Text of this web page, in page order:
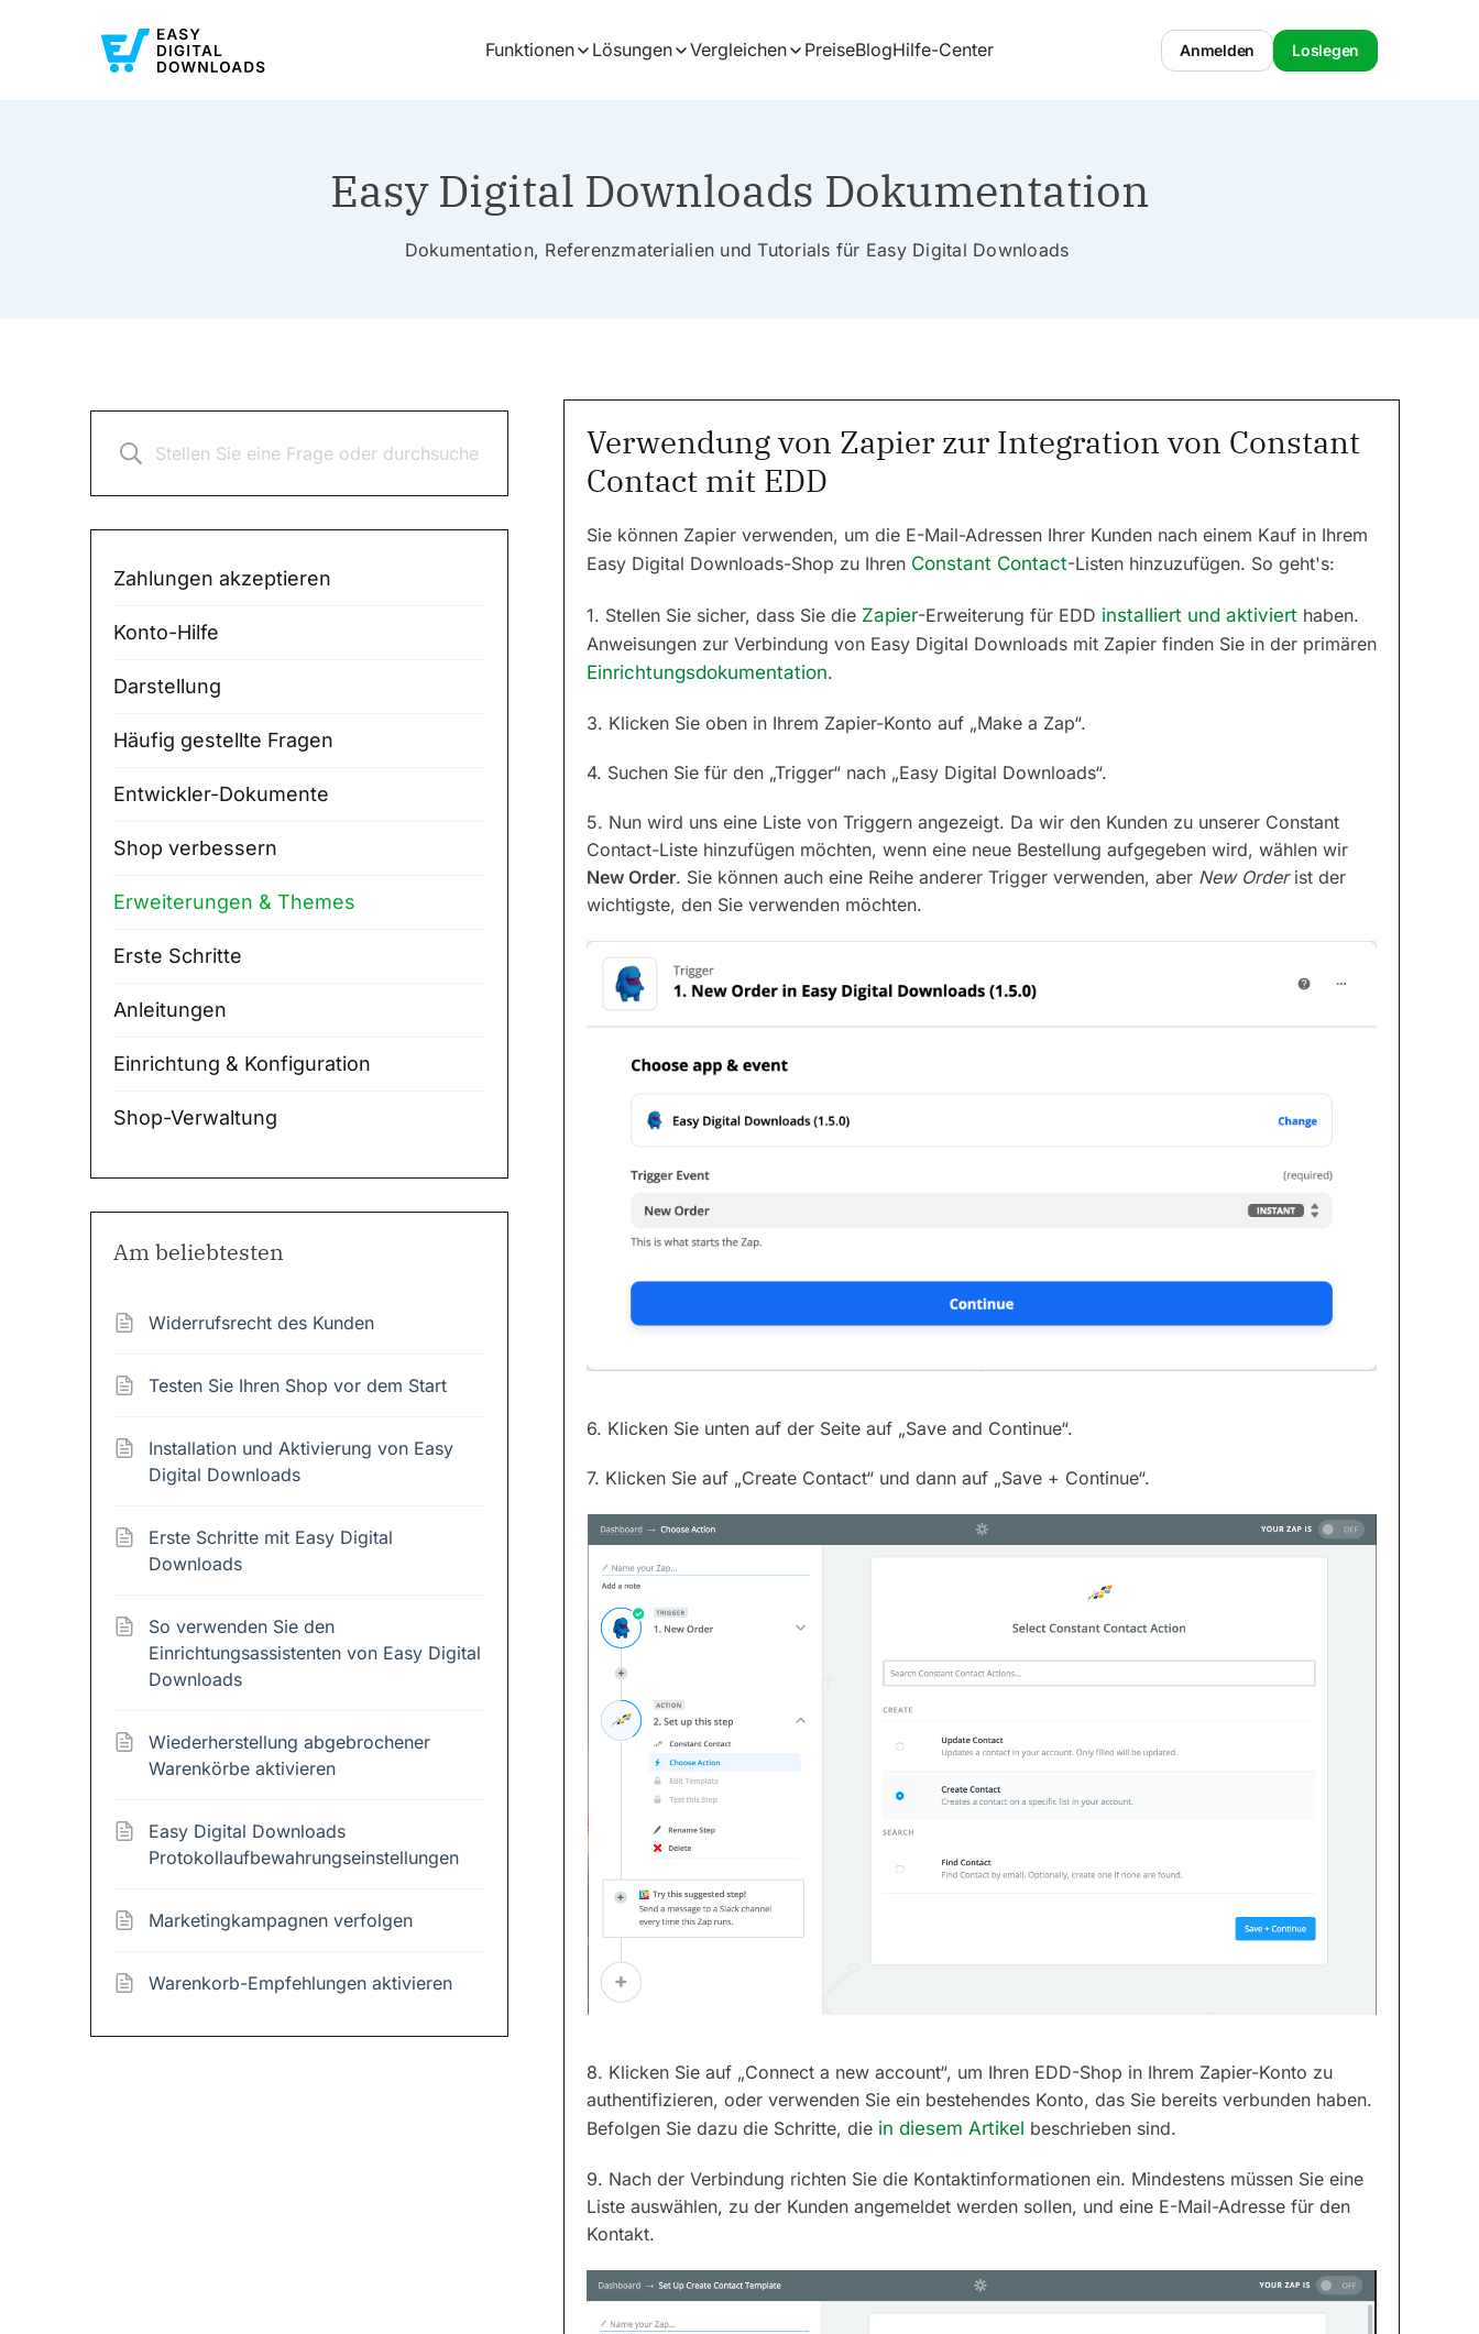
Funktionen Lösungen Vergleichen PreiseBlogHilfe-Center Anmelden Loslegen
Easy Digital Downloads Dokumentation
Dokumentation, Referenzmaterialien und Tutorials für Easy Digital Downloads
Zahlungen akzeptieren
Konto-Hilfe
Darstellung
Häufig gestellte Fragen
Entwickler-Dokumente
Shop verbessern
Erweiterungen & Themes
Erste Schritte
Anleitungen
Einrichtung & Konfiguration
Shop-Verwaltung
Am beliebtesten
Widerrufsrecht des Kunden
Testen Sie Ihren Shop vor dem Start
Installation und Aktivierung von Easy
Digital Downloads
Erste Schritte mit Easy Digital
Downloads
So verwenden Sie den
Einrichtungsassistenten von Easy Digital
Downloads
Wiederherstellung abgebrochener
Warenkörbe aktivieren
Easy Digital Downloads
Protokollaufbewahrungseinstellungen
Marketingkampagnen verfolgen
Warenkorb-Empfehlungen aktivieren
Verwendung von Zapier zur Integration von Constant
Contact mit EDD
Sie können Zapier verwenden, um die E-Mail-Adressen Ihrer Kunden nach einem Kauf in Ihrem
Easy Digital Downloads-Shop zu Ihren Constant Contact-Listen hinzuzufügen. So geht's:
1. Stellen Sie sicher, dass Sie die Zapier-Erweiterung für EDD installiert und aktiviert haben.
Anweisungen zur Verbindung von Easy Digital Downloads mit Zapier finden Sie in der primären
Einrichtungsdokumentation.
3. Klicken Sie oben in Ihrem Zapier-Konto auf „Make a Zap“.
4. Suchen Sie für den „Trigger“ nach „Easy Digital Downloads“.
5. Nun wird uns eine Liste von Triggern angezeigt. Da wir den Kunden zu unserer Constant
Contact-Liste hinzufügen möchten, wenn eine neue Bestellung aufgegeben wird, wählen wir
New Order. Sie können auch eine Reihe anderer Trigger verwenden, aber New Order ist der
wichtigste, den Sie verwenden möchten.
6. Klicken Sie unten auf der Seite auf „Save and Continue“.
7. Klicken Sie auf „Create Contact“ und dann auf „Save + Continue“.
8. Klicken Sie auf „Connect a new account“, um Ihren EDD-Shop in Ihrem Zapier-Konto zu
authentifizieren, oder verwenden Sie ein bestehendes Konto, das Sie bereits verbunden haben.
Befolgen Sie dazu die Schritte, die in diesem Artikel beschrieben sind.
9. Nach der Verbindung richten Sie die Kontaktinformationen ein. Mindestens müssen Sie eine
Liste auswählen, zu der Kunden angemeldet werden sollen, und eine E-Mail-Adresse für den
Kontakt.